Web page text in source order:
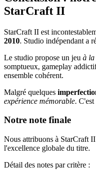
StarCraft II
StarCraft II est
2010. Studio indépendant a
Le studio propose un jeu à la
somptueux, gameplay
ensemble cohérent.
Malgré quelques
expérience mémorable.
Notre note finale
Nous attribuons à StarCraft
l'excellence globale du titre.
Détail des notes par critère :